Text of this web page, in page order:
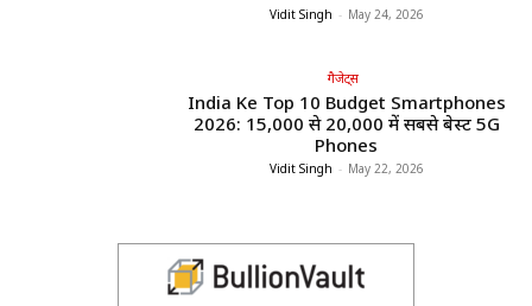
Vidit Singh - May 24, 2026
गैजेट्स
India Ke Top 10 Budget Smartphones
2026: ₹15,000 से ₹20,000 में सबसे बेस्ट 5G
Phones
Vidit Singh - May 22, 2026